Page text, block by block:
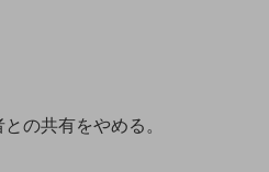
の共有をやめる。